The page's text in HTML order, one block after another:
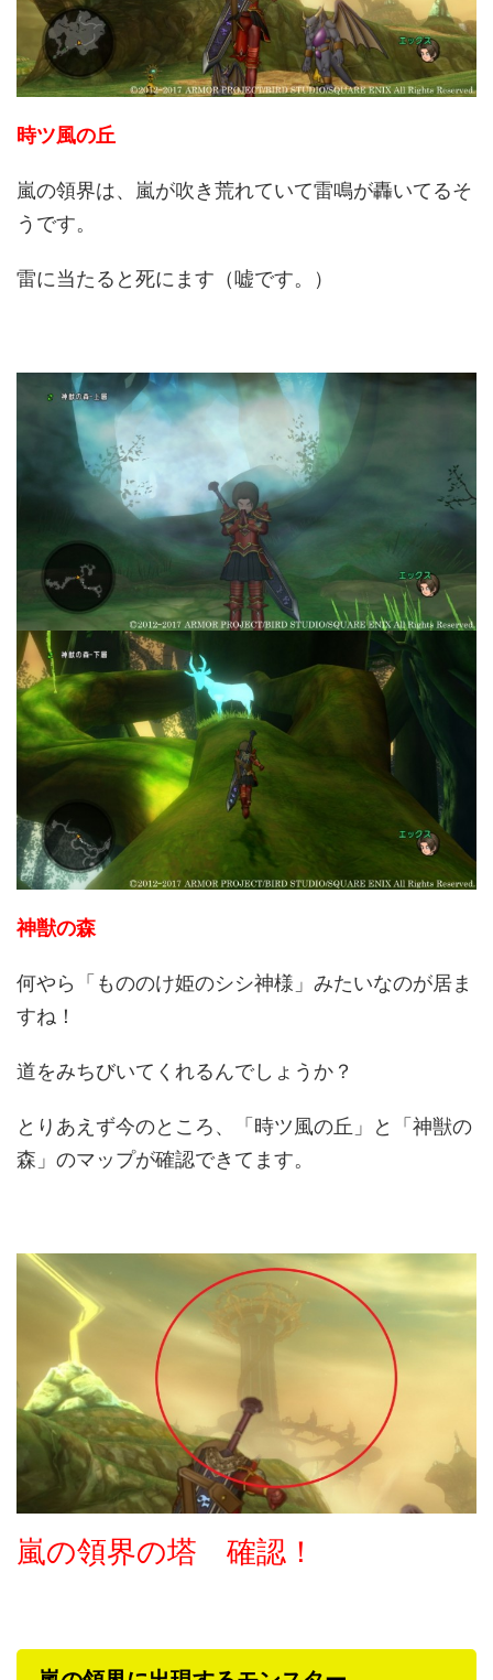
時ツ風の丘
嵐の領界は、嵐が吹き荒れていて雷鳴が轟いてるそ
うです。
雷に当たると死にます（嘘です。）
神獣の森
何やら「もののけ姫のシシ神様」みたいなのが居ま
すね！
道をみちびいてくれるんでしょうか？
とりあえず今のところ、「時ツ風の丘」と「神獣の
森」のマップが確認できてます。
嵐の領界の塔 確認！